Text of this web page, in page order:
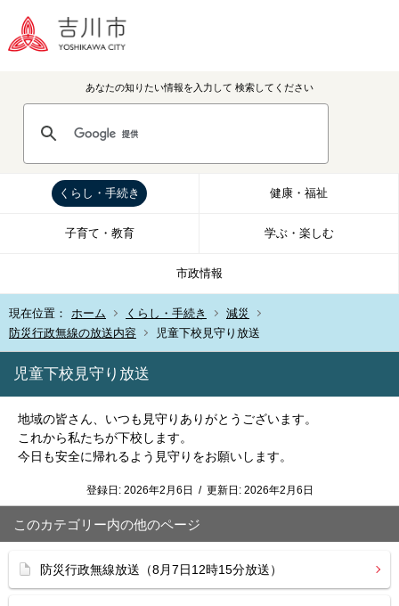
あなたの知りたい情報を入力して 検索してください
くらし・手続き 健康・福祉
子育て・教育 学ぶ・楽しむ
市政情報
現在位置： ホーム くらし・手続き
減災
防災行政無線の放送内容
児童下校見守り放送
児童下校見守り放送
地域の皆さん、いつも見守りありがとうございます。
これから私たちが下校します。
今日も安全に帰れるよう見守りをお願いします。
登録日: 2026年2月6日 / 更新日: 2026年2月6日
このカテゴリー内の他のページ
防災行政無線放送（8月7日12時15分放送）